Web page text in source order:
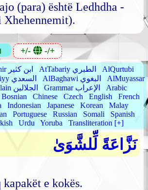
(para) është Ledhdha -
+/- -/+
IbnKathir ابن كثير AtTabariy الطبري
AlQurtubi
AsSaadiyy السعدي AlBaghawi البغوي
AlMuyassar
AlJalalain الجلالين Grammar الإعراب
Arabic
Bosnian Chinese Czech English
French
Indonesian Japanese Korean
Malay
Portuguese Russian Somali
Spanish
Urdu Yoruba Transliteration [+]
نَزَّاعَةً لِّلشَّوَىٰ
kapakët e kokës.